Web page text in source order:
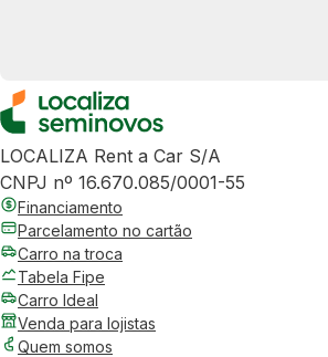
LOCALIZA Rent a Car S/A
CNPJ nº 16.670.085/0001-55
Financiamento
Parcelamento no cartão
Carro na troca
Tabela Fipe
Carro Ideal
Venda para lojistas
Quem somos